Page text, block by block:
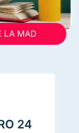
LA MAD
24